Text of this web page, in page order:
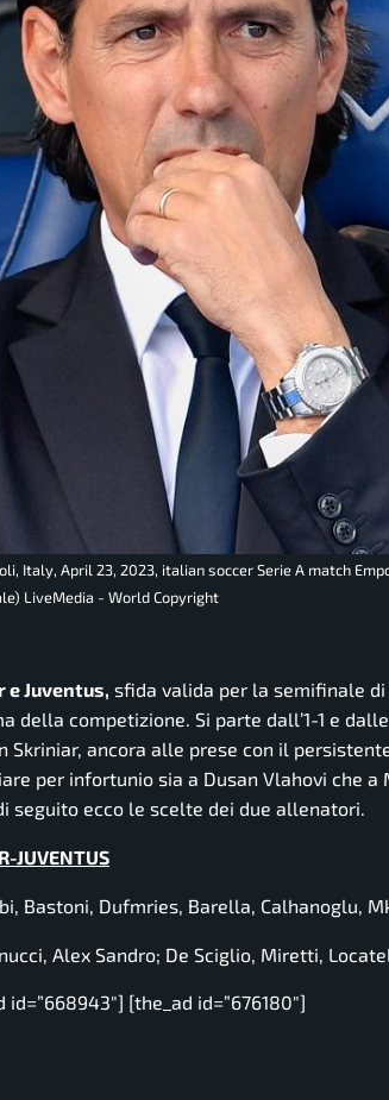
Italy, April 23, 2023, italian soccer Serie A match
LiveMedia - World Copyright
e Juventus, sfida valida per la semifinale
della competizione. Si parte dall’1-1 e
Skriniar, ancora alle prese con il
per infortunio sia a Dusan Vlahovi che a
seguito ecco le scelte dei due allenatori.
JUVENTUS
Bastoni, Dufmries, Barella, Calhanoglu,
Alex Sandro; De Sciglio, Miretti,
[the_ad id=”676180″]